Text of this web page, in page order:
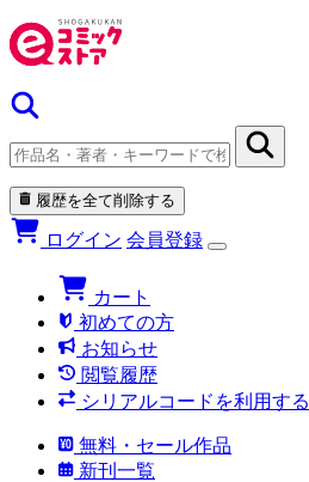
履歴を全て削除する
ログイン 会員登録
カート
初めての方
お知らせ
閲覧履歴
シリアルコードを利用する
無料・セール作品
新刊一覧